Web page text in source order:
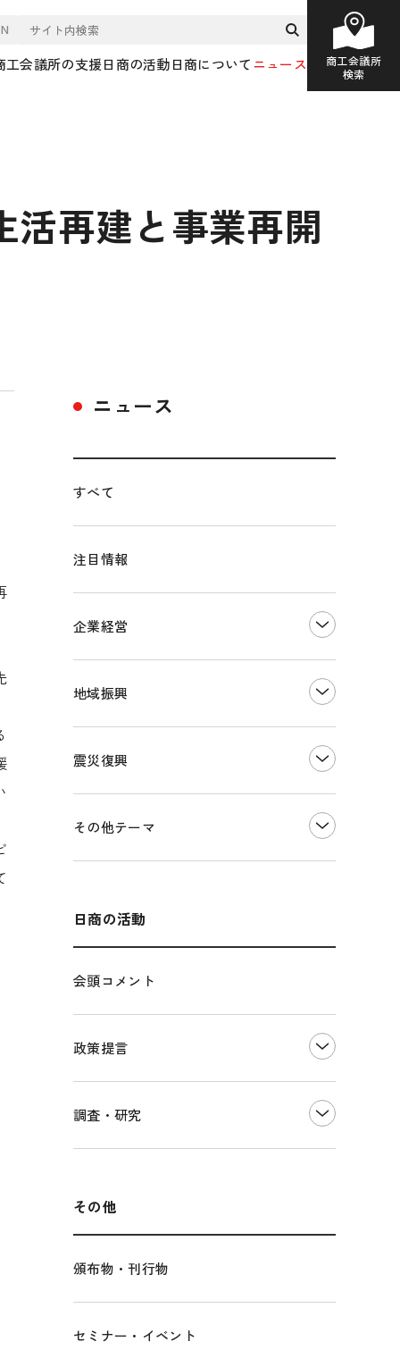
工会議所の支援日商の活動日商についてニュース
商工会議所
検索
活再建と事業再開
ニュース
すべて
注目情報
企業経営
地域振興
震災復興
その他テーマ
多様な人材の活躍推進
各種制度・助成金
パートナーシップ構築宣言
海外展開イニシアティブ
輸出管理体制構築支援
日商の活動
会頭コメント
政策提言
国土強靭化・社会基盤整備・震災復興
調査・研究
その他
頒布物・刊行物
セミナー・イベント